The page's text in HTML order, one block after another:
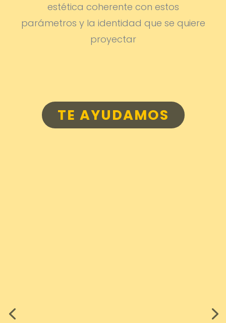
estética coherente con estos
parámetros y la identidad que se quiere
proyectar
TE AYUDAMOS